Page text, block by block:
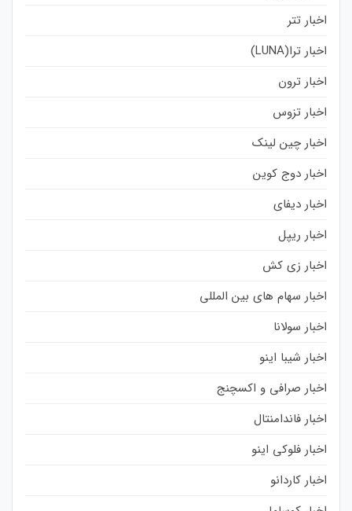
اخبار تتر
اخبار ترا(LUNA)
اخبار ترون
اخبار تزوس
اخبار چین لینک
اخبار دوج کوین
اخبار دیفای
اخبار ریپل
اخبار زی کش
اخبار سهام های بین المللی
اخبار سولانا
اخبار شیبا اینو
اخبار صرافی و اکسچنج
اخبار فاندامنتال
اخبار فلوکی اینو
اخبار کاردانو